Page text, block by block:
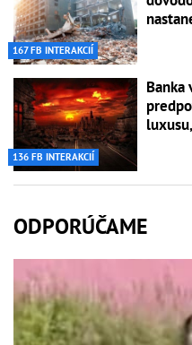
167 FB INTERAKCIÍ
136 FB INTERAKCIÍ
Banka
ODPORÚČAME